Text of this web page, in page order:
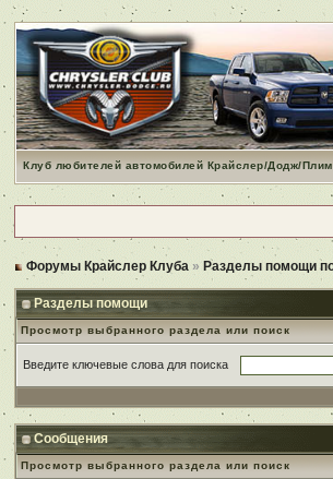
Клуб любителей автомобилей Крайслер/Додж/
Форумы Крайслер Клуба »Разделы помощи
Разделы помощи
Просмотр выбранного раздела или поиск
Введите ключевые слова для поиска
Сообщения
Просмотр выбранного раздела или поиск